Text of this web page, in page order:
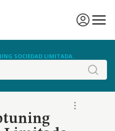
SOCIEDAD LIMITADA.